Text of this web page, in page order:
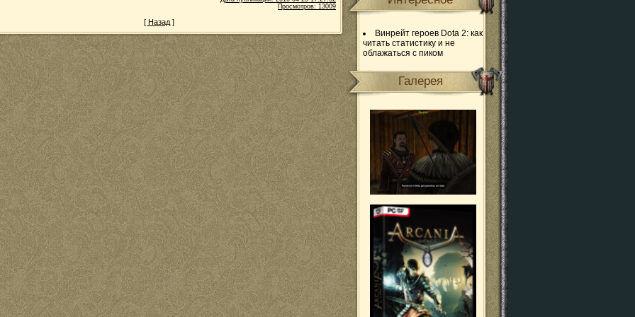
Просмотров: 13009
[ Назад]
Винрейт героев Dota 2: как
читать статистику и не
облажаться с пиком
Галерея